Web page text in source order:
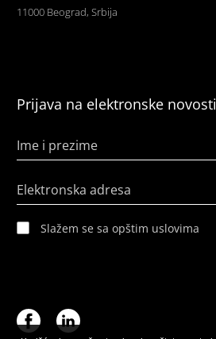
11000 Beograd, Srbija
Prijava na elektronske novosti
Ime i prezime
Elektronska adresa
Slažem se sa opštim uslovima